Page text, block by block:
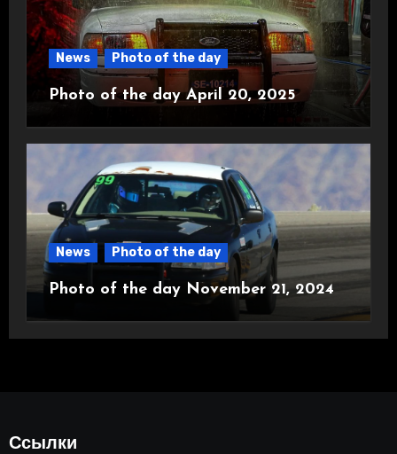
News Photo of the day
Photo of the day April 20, 2025
News Photo of the day
Photo of the day November 21, 2024
Ссылки